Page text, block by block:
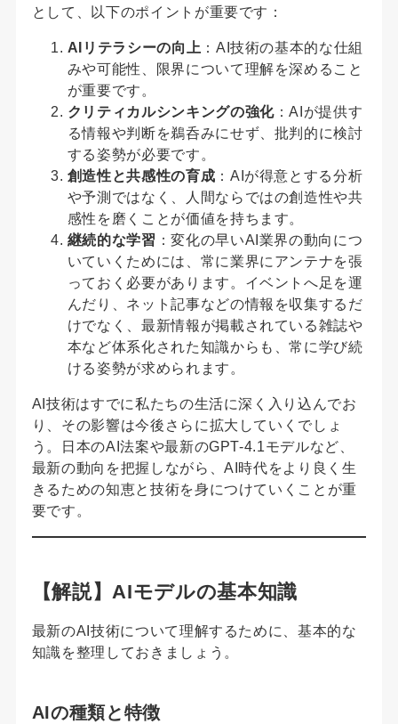
として、以下のポイントが重要です：
AIリテラシーの向上 ：AI技術の基本的な仕組
みや可能性、限界について理解を深めること
が重要です。
クリティカルシンキングの強化：AIが提供す
る情報や判断を鵜呑みにせず、批判的に検討
する姿勢が必要です。
創造性と共感性の育成 ：AIが得意とする分析
や予測ではなく、人間ならではの創造性や共
感性を磨くことが価値を持ちます。
継続的な学習 ：変化の早いAI業界の動向につ
いていくためには、常に業界にアンテナを張
っておく必要があります。イベントへ足を運
んだり、ネット記事などの情報を収集するだ
けでなく、最新情報が掲載されている雑誌や
本など体系化された知識からも、常に学び続
ける姿勢が求められます。
AI技術はすでに私たちの生活に深く入り込んでお
り、その影響は今後さらに拡大していくでしょ
う。日本のAI法案や最新のGPT-4.1モデルなど、
最新の動向を把握しながら、AI時代をより良く生
きるための知恵と技術を身につけていくことが重
要です。
【解説】AIモデルの基本知識
最新のAI技術について理解するために、基本的な
知識を整理しておきましょう。
AIの種類と特徴